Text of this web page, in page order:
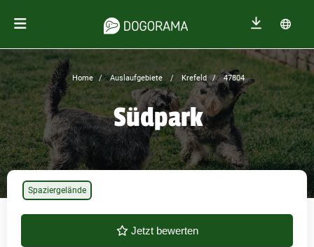
Home Auslaufgebiete Krefeld 47804
Südpark
Jetzt bewerten
Spaziergelände